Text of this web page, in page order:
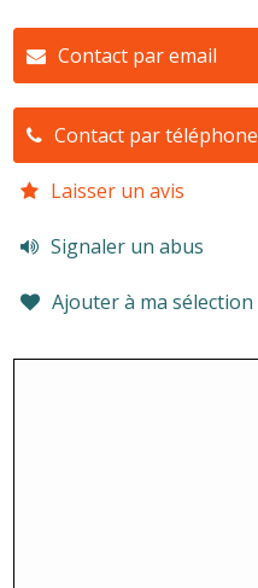
Contact par email
Contact par téléphone
Laisser un avis
Signaler un abus
Ajouter à ma sélection